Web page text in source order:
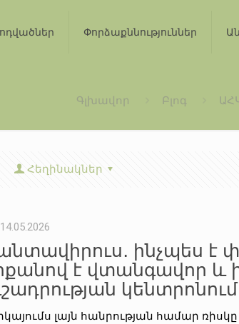
Փորձաքննություններ
Գլխավոր Բլոգ
Հեղինակներ
14.05.2026
ինչպես է
է վտանգավոր և
կենտրոնում
լայն հանրության համար